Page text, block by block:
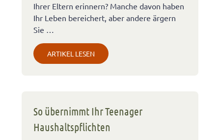
Ihrer Eltern erinnern? Manche davon haben
Ihr Leben bereichert, aber andere ärgern
Sie …
ARTIKEL LESEN
So übernimmt Ihr Teenager
Haushaltspflichten